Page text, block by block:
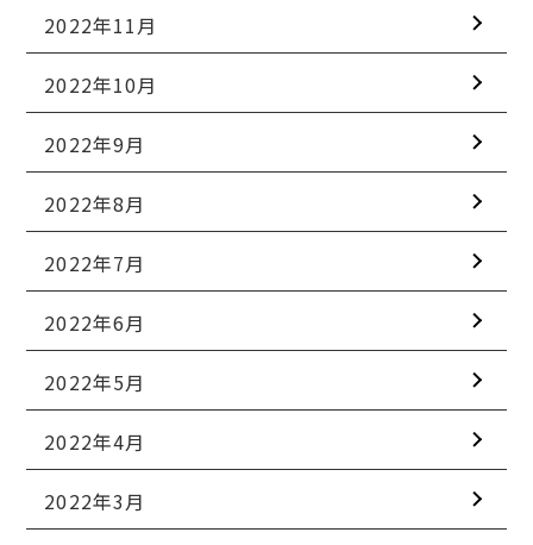
2022年11月
2022年10月
2022年9月
2022年8月
2022年7月
2022年6月
2022年5月
2022年4月
2022年3月